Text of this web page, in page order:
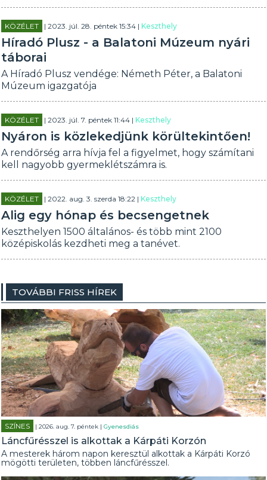
KÖZÉLET | 2023. júl. 28. péntek 15:34 |Keszthely
Híradó Plusz - a Balatoni Múzeum nyári
táborai
A Híradó Plusz vendége: Németh Péter, a Balatoni
Múzeum igazgatója
KÖZÉLET | 2023. júl. 7. péntek 11:44 |Keszthely
Nyáron is közlekedjünk körültekintően!
A rendőrség arra hívja fel a figyelmet, hogy számítani
kell nagyobb gyermeklétszámra is.
KÖZÉLET | 2022. aug. 3. szerda 18:22 |Keszthely
Alig egy hónap és becsengetnek
Keszthelyen 1500 általános- és több mint 2100
középiskolás kezdheti meg a tanévet.
TOVÁBBI FRISS HÍREK
SZÍNES | 2026. aug. 7. péntek |Gyenesdiás
Láncfűrésszel is alkottak a Kárpáti Korzón
A mesterek három napon keresztül alkottak a Kárpáti Korzó
mögötti területen, többen láncfűrésszel.